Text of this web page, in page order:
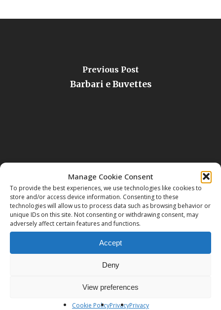
Manage Cookie Consent
To provide the best experiences, we use technologies like cookies to
store and/or access device information. Consenting to these
technologies will allow us to process data such as browsing behavior or
unique IDs on this site. Not consenting or withdrawing consent, may
adversely affect certain features and functions.
Accept
Deny
View preferences
Cookie PolicyPrivacyPrivacy
Previous Post
Barbari e Buvettes
Next Post
Ri..creiamoci con il Mandala